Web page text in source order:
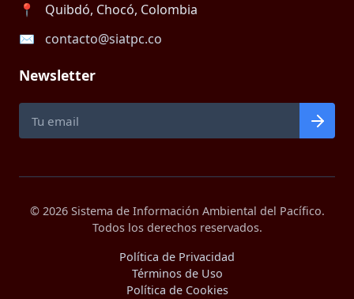
📍
Quibdó, Chocó, Colombia
✉️
contacto@siatpc.co
Newsletter
© 2026 Sistema de Información Ambiental del Pacífico.
Todos los derechos reservados.
Política de Privacidad
Términos de Uso
Política de Cookies